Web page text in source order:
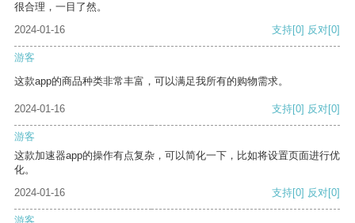
很合理，一目了然。
2024-01-16
支持[0] 反对[0]
游客
这款app的商品种类非常丰富，可以满足我所有的购物需求。
2024-01-16 支持[0] 反对[0]
游客
这款加速器app的操作有点复杂，可以简化一下，比如将设置页面进行优
化。
2024-01-16
支持[0] 反对[0]
游客